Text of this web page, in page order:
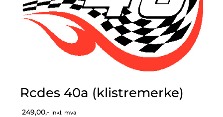
Rcdes 40a (klistremerke)
249,00,- inkl. mva